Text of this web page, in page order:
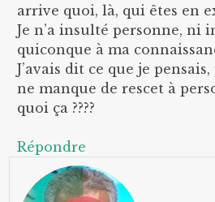
arrive quoi, là, qui êtes en
Je n’a insulté personne, ni
quiconque à ma
J’avais dit ce que je
ne manque de rescet à
quoi ça ????
Répondre